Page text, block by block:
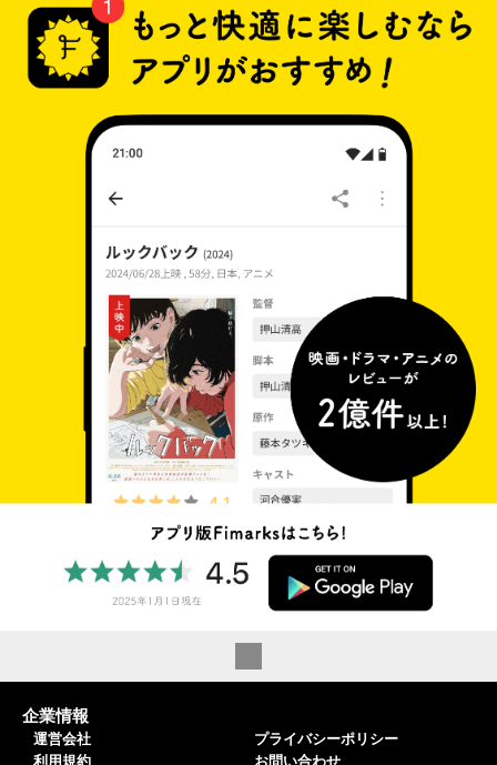
企業情報
運営会社
利用規約
プライバシーポリシー
お問い合わせ